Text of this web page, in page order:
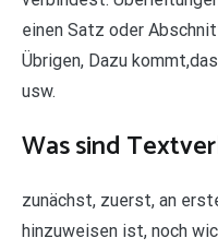
einen Satz oder
Übrigen, Dazu
usw.
Was sind
zunächst, zuerst, an
hinzuweisen ist, noch